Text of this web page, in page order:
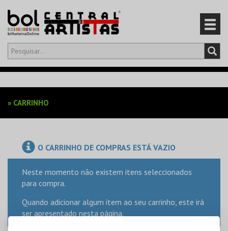
Olá,iniciar sessão
EVENTOS
CARTÕES
PRODUTOS
» CARRINHO
O CARRINHO DE COMPRAS ESTÁ VAZIO
Neste momento não existem itens seleccionados
para compra.
Quando adicionar algum item ao seu carrinho, este irá
ser apresentado nesta página.